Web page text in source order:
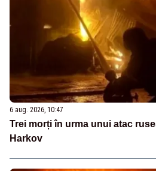
6 aug. 2026, 10:47
Trei morți în urma unui atac
Harkov